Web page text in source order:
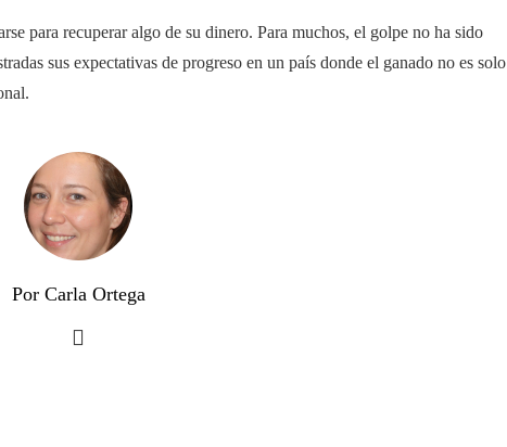
para recuperar algo de su dinero. Para muchos, el golpe no ha sido
sus expectativas de progreso en un país donde el ganado no es solo
Por Carla Ortega